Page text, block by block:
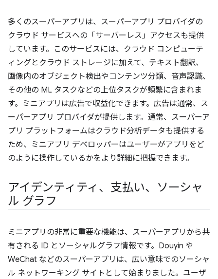
多くのスーパーアプリは、スーパーアプリ プロバイダの
クラウド サービスへの「サーバーレス」アクセスも提供
しています。このサービスには、クラウド コンピューテ
ィングとクラウド ストレージに加えて、テキスト翻訳、
画像内のオブジェクト検出やコンテンツ分類、音声認識、
その他の ML タスクなどの上位タスクが頻繁に含まれま
す。ミニアプリは広告で収益化できます。広告は通常、ス
ーパーアプリ プロバイダが提供します。通常、スーパーア
プリ プラットフォームはクラウド分析データも提供する
ため、ミニアプリ デベロッパーはユーザーがアプリをど
のように操作しているかをより詳細に把握できます。
アイデンティティ、支払い、ソーシャ
ル グラフ
ミニアプリの非常に重要な機能は、スーパーアプリから共
有される ID とソーシャルグラフ情報です。Douyin や
WeChat などのスーパーアプリは、広い意味でのソーシャ
ル ネットワーキング サイトとして始まりました。ユーザ